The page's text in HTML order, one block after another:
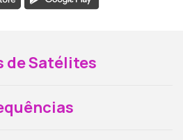
de Satélites